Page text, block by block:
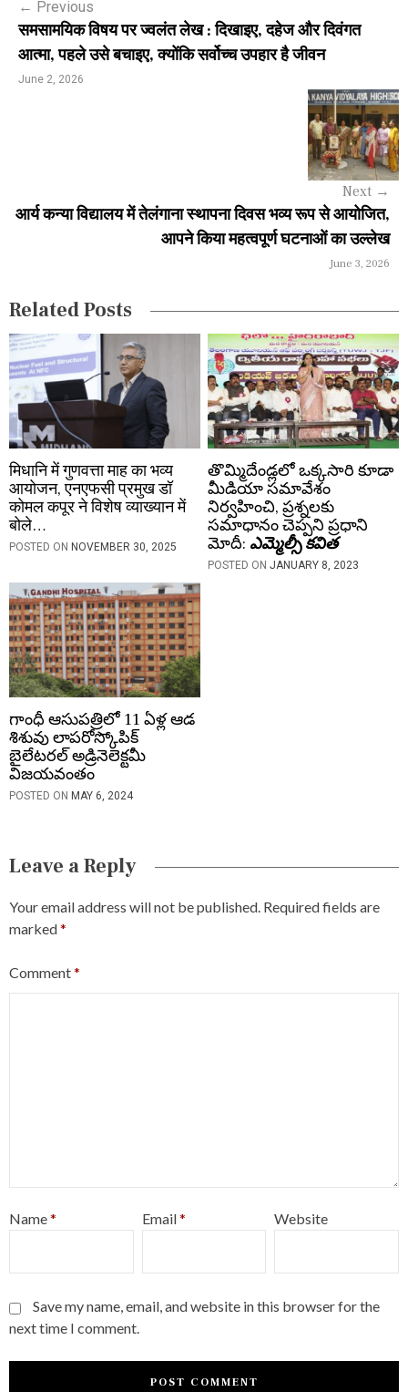
n
a
a
o
n
← Previous
समसामयिक विषय पर ज्वलंत लेख : दिखाइए, दहेज और दिवंगत
आत्मा, पहले उसे बचाइए, क्योंकि सर्वोच्च उपहार है जीवन
June 2, 2026
Next →
आर्य कन्या विद्यालय में तेलंगाना स्थापना दिवस भव्य रूप से आयोजित,
आपने किया महत्वपूर्ण घटनाओं का उल्लेख
June 3, 2026
Related Posts
मिधानि में गुणवत्ता माह का भव्य
आयोजन, एनएफसी प्रमुख डॉ
कोमल कपूर ने विशेष व्याख्यान में
बोले…
POSTED ON NOVEMBER 30, 2025
తొమ్మిదేండ్లలో ఒక్కసారి కూడా
మీడియా సమావేశం
నిర్వహించి, ప్రశ్నలకు
సమాధానం చెప్పని ప్రధాని
మోదీ: ఎమ్మెల్సీ కవిత
POSTED ONJANUARY 8, 2023
గాంధీ ఆసుపత్రిలో 11 ఏళ్ల ఆడ
శిశువు లాపరోస్కోపిక్
బైలేటరల్ అడ్రినెలెక్టమీ
విజయవంతం
POSTED ON MAY 6, 2024
Leave a Reply
Your email address will not be published. Required fields are
marked*
Comment*
Name* Email* Website
Save my name, email, and website in this browser for the
next time I comment.